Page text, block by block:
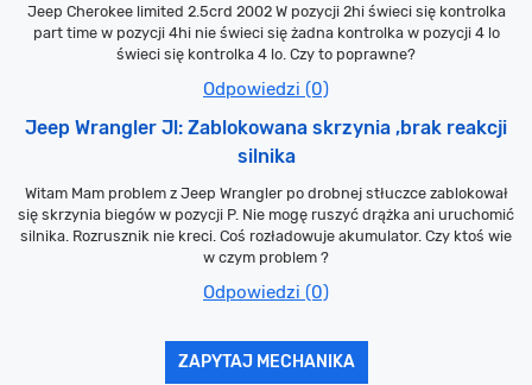
Jeep Cherokee limited 2.5crd 2002 W pozycji 2hi świeci się kontrolka
part time w pozycji 4hi nie świeci się żadna kontrolka w pozycji 4 lo
świeci się kontrolka 4 lo. Czy to poprawne?
Odpowiedzi (0)
Jeep Wrangler Jl: Zablokowana skrzynia ,brak reakcji
silnika
Witam Mam problem z Jeep Wrangler po drobnej stłuczce zablokował
się skrzynia biegów w pozycji P. Nie mogę ruszyć drążka ani uruchomić
silnika. Rozrusznik nie kreci. Coś rozładowuje akumulator. Czy ktoś wie
w czym problem ?
Odpowiedzi (0)
ZAPYTAJ MECHANIKA